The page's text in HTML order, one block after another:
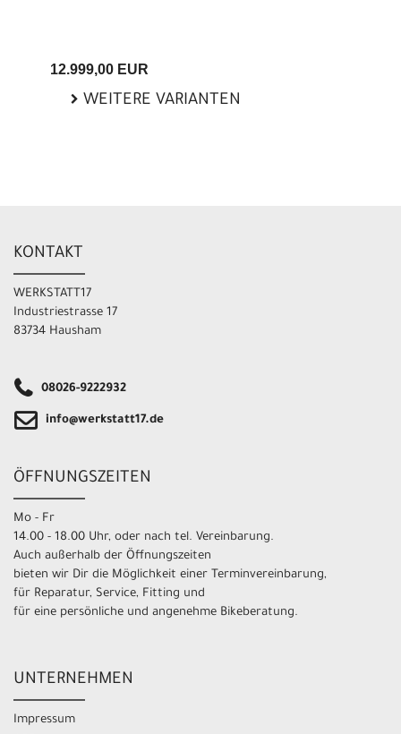
12.999,00 EUR
WEITERE VARIANTEN
KONTAKT
WERKSTATT17
Industriestrasse 17
83734 Hausham
08026-9222932
info@werkstatt17.de
ÖFFNUNGSZEITEN
Mo - Fr
14.00 - 18.00 Uhr, oder nach tel. Vereinbarung.
Auch außerhalb der Öffnungszeiten
bieten wir Dir die Möglichkeit einer Terminvereinbarung,
für Reparatur, Service, Fitting und
für eine persönliche und angenehme Bikeberatung.
UNTERNEHMEN
Impressum